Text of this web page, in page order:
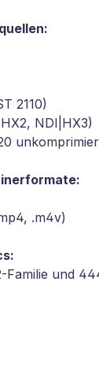
2110)
NDI|HX3)
.m4v)
Familie und